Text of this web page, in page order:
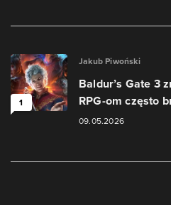
1
Jakub Piwoński
Baldur’s Gate 3
RPG-om często
09.05.2026